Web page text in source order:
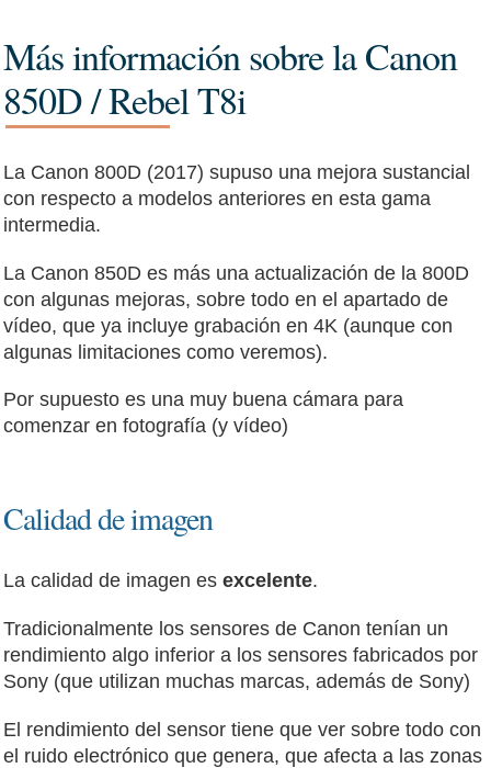
Más información sobre la Canon
850D / Rebel T8i
La Canon 800D (2017) supuso una mejora sustancial
con respecto a modelos anteriores en esta gama
intermedia.
La Canon 850D es más una actualización de la 800D
con algunas mejoras, sobre todo en el apartado de
vídeo, que ya incluye grabación en 4K (aunque con
algunas limitaciones como veremos).
Por supuesto es una muy buena cámara para
comenzar en fotografía (y vídeo)
Calidad de imagen
La calidad de imagen esexcelente.
Tradicionalmente los sensores de Canon tenían un
rendimiento algo inferior a los sensores fabricados por
Sony (que utilizan muchas marcas, además de Sony)
El rendimiento del sensor tiene que ver sobre todo con
el ruido electrónico que genera, que afecta a las zonas